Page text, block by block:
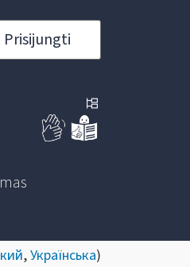
Prisijungti
,Українська)